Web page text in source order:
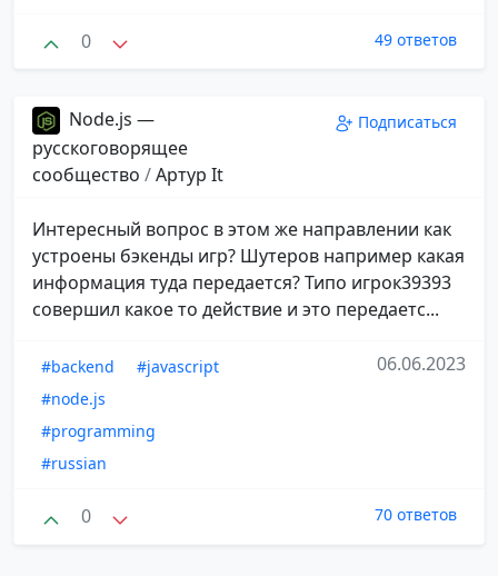
0 49 ответов
Node.js —
русскоговорящее
сообщество /Aртур It
Подписаться
Интересный вопрос в этом же направлении как
устроены бэкенды игр? Шутеров например какая
информация туда передается? Типо игрок39393
совершил какое то действие и это передаетс...
#backend
#javascript
#node.js
#programming
#russian
06.06.2023
0 70 ответов